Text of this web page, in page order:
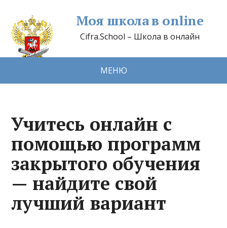
Моя школа в online
Cifra.School – Школа в онлайн
МЕНЮ
Учитесь онлайн с
помощью программ
закрытого обучения
— найдите свой
лучший вариант